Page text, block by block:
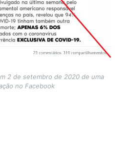
2 de setembro de 2020 de uma
no Facebook